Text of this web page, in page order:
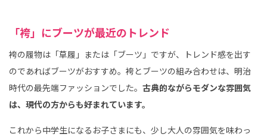
「袴」にブーツが最近のトレンド
袴の履物は「草履」または「ブーツ」ですが、トレンド感を出す
のであればブーツがおすすめ。袴とブーツの組み合わせは、明治
時代の最先端ファッションでした。 古典的ながらモダンな雰囲気
は、現代の方からも好まれています。
これから中学生になるお子さまにも、少し大人の雰囲気を味わっ